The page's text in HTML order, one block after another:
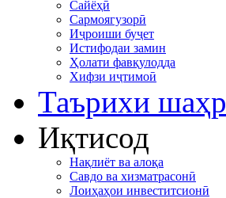
Сайёҳӣ
Сармоягузорӣ
Иҷроиши буҷет
Истифодаи замин
Ҳолати фавқулодда
Хифзи иҷтимоӣ
Таърихи шаҳр
Иқтисод
Нақлиёт ва алоқа
Савдо ва хизматрасонӣ
Лоиҳаҳои инвеститсионӣ